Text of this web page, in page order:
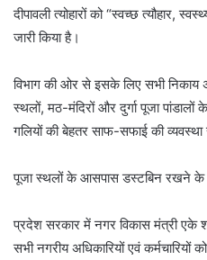
दीपावली त्योहारों को “स्वच्छ त्यौहार,
जारी किया है।
विभाग की ओर से इसके लिए सभी निकाय
स्थलों, मठ-मंदिरों और दुर्गा पूजा
गलियों की बेहतर साफ-सफाई की
पूजा स्थलों के आसपास डस्टबिन रखने के
प्रदेश सरकार में नगर विकास मंत्री एके
सभी नगरीय अधिकारियों एवं कर्मचारियों